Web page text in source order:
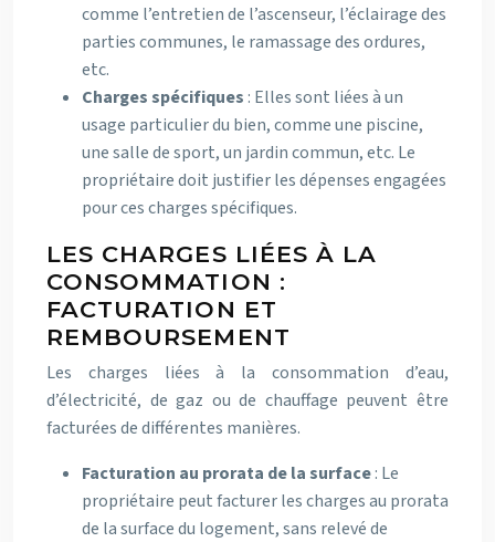
comme l’entretien de l’ascenseur, l’éclairage des
parties communes, le ramassage des ordures,
etc.
Charges spécifiques : Elles sont liées à un
usage particulier du bien, comme une piscine,
une salle de sport, un jardin commun, etc. Le
propriétaire doit justifier les dépenses engagées
pour ces charges spécifiques.
LES CHARGES LIÉES À LA
CONSOMMATION :
FACTURATION ET
REMBOURSEMENT
Les charges liées à la consommation d’eau,
d’électricité, de gaz ou de chauffage peuvent être
facturées de différentes manières.
Facturation au prorata de la surface: Le
propriétaire peut facturer les charges au prorata
de la surface du logement, sans relevé de